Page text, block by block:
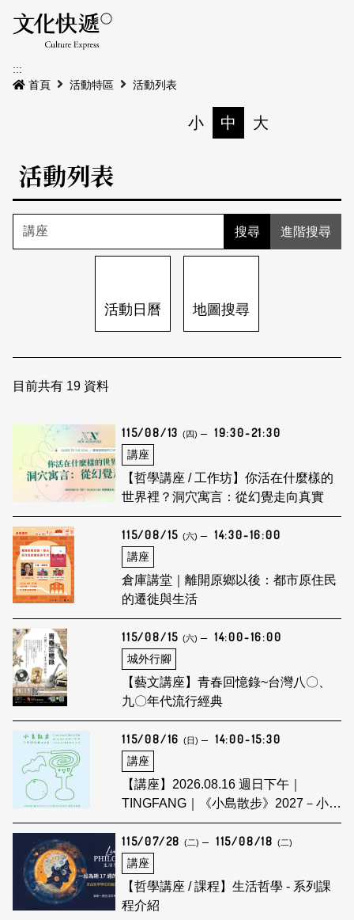
最新公告
本期專題
歷史專題
活動特區
活動列表
關於我們
訂閱文化快遞
聯絡我們
:::
首頁
活動特區 活動列表
小 中 大
活動列表
進階搜尋
活動日曆 地圖搜尋
目前共有 19 資料
115/08/13 (四) 19:30-21:30
講座
【哲學講座 / 工作坊】你活在什麼樣的
世界裡？洞穴寓言：從幻覺走向真實
115/08/15 (六) 14:30-16:00
講座
倉庫講堂｜離開原鄉以後：都市原住民
的遷徙與生活
115/08/15 (六) 14:00-16:00
城外行腳
【藝文講座】青春回憶錄~台灣八〇、
九〇年代流行經典
115/08/16 (日) 14:00-15:30
講座
【講座】2026.08.16 週日下午｜
TINGFANG｜《小島散步》2027－小島
裡的風土日常創作分享會
115/07/28 (二) 115/08/18 (二)
講座
【哲學講座 / 課程】生活哲學 - 系列課
程介紹